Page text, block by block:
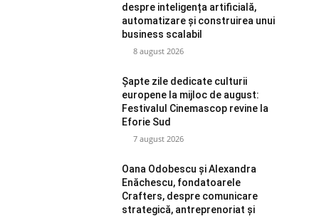
despre inteligența artificială,
automatizare și construirea unui
business scalabil
8 august 2026
Șapte zile dedicate culturii
europene la mijloc de august:
Festivalul Cinemascop revine la
Eforie Sud
7 august 2026
Oana Odobescu și Alexandra
Enăchescu, fondatoarele
Crafters, despre comunicare
strategică, antreprenoriat și